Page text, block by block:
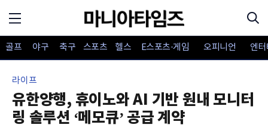
골프 야구 축구 스포츠 헬스 E스포츠·게임 오피니언 엔
라이프
유한양행, 휴이노와 AI 기반 원내 모니터
링 솔루션 ‘메모큐’ 공급 계약